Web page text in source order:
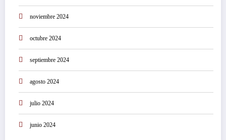
noviembre 2024
octubre 2024
septiembre 2024
agosto 2024
julio 2024
junio 2024